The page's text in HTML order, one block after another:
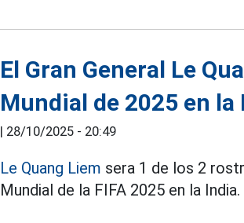
El Gran General Le
Mundial de 2025 en la
| 28/10/2025 - 20:49
Le Quang Liem sera 1 de los 2
Mundial de la FIFA 2025 en la India.